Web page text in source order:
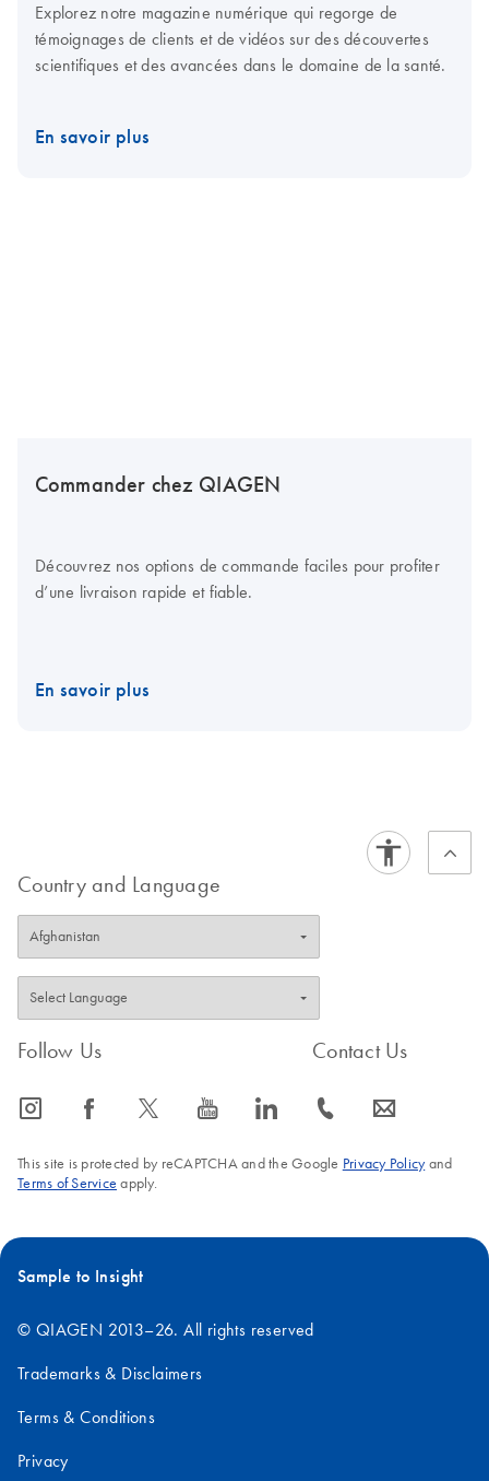
Explorez notre magazine numérique qui regorge de
témoignages de clients et de vidéos sur des découvertes
scientifiques et des avancées dans le domaine de la santé.
En savoir plus
Commander chez QIAGEN
Découvrez nos options de commande faciles pour profiter
d’une livraison rapide et fiable.
En savoir plus
Country and Language
Follow Us
icon_0065_instagram-s icon_0064_facebook-s icon_0340_cc_gen_x-s icon_0077_youtube-s icon_0066_linkedin-s
Contact Us
icon_0072_phone-s icon_0063_envelope-s
This site is protected by reCAPTCHA and the Google Privacy Policyand
Terms of Service apply.
Sample to Insight
© QIAGEN 2013–26. All rights reserved
Trademarks & Disclaimers
Terms & Conditions
Privacy